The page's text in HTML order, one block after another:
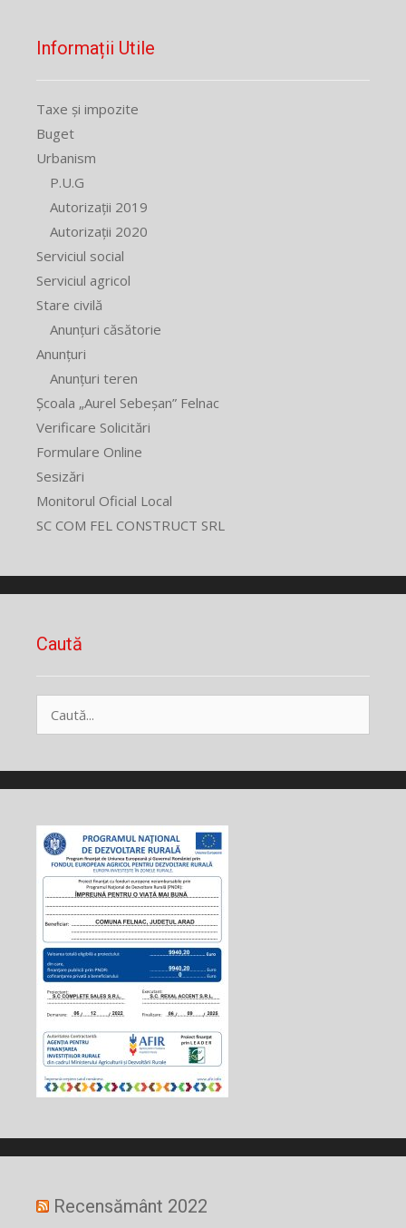
Informații Utile
Taxe și impozite
Buget
Urbanism
P.U.G
Autorizații 2019
Autorizații 2020
Serviciul social
Serviciul agricol
Stare civilă
Anunțuri căsătorie
Anunțuri
Anunțuri teren
Școala „Aurel Sebeșan” Felnac
Verificare Solicitări
Formulare Online
Sesizări
Monitorul Oficial Local
SC COM FEL CONSTRUCT SRL
Caută
după:
Recensământ 2022